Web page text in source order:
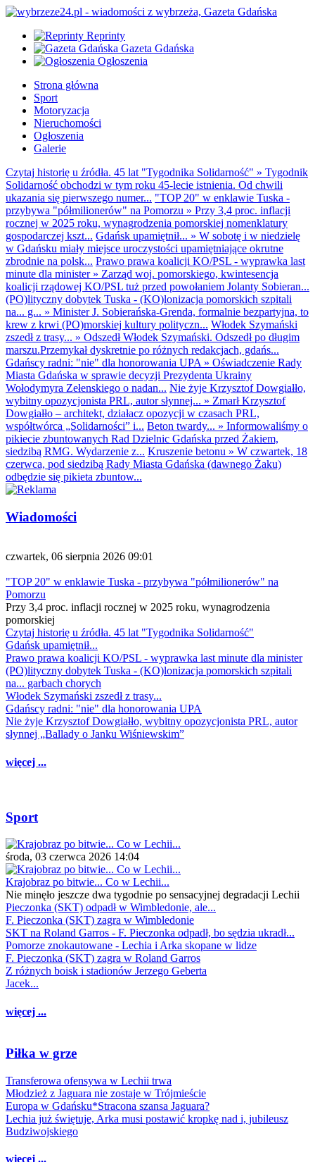
Reprinty
Gazeta Gdańska
Ogłoszenia
Strona główna
Sport
Motoryzacja
Nieruchomości
Ogłoszenia
Galerie
Czytaj historię u źródła. 45 lat "Tygodnika Solidarność" » Tygodnik
Solidarność obchodzi w tym roku 45-lecie istnienia. Od chwili
ukazania się pierwszego numer... "TOP 20" w enklawie Tuska -
przybywa "półmilionerów" na Pomorzu » Przy 3,4 proc. inflacji
rocznej w 2025 roku, wynagrodzenia pomorskiej nomenklatury
gospodarczej kszt... Gdańsk upamiętnił... » W sobotę i w niedzielę
w Gdańsku miały miejsce uroczystości upamiętniające okrutne
zbrodnie na polsk... Prawo prawa koalicji KO/PSL - wyprawka last
minute dla minister» Zarząd woj. pomorskiego, kwintesencja
koalicji rządowej KO/PSL tuż przed powołaniem Jolanty Sobieran...
(PO)lityczny dobytek Tuska - (KO)lonizacja pomorskich szpitali
na... g... » Minister J. Sobierańska-Grenda, formalnie bezpartyjna, to
krew z krwi (PO)morskiej kultury polityczn... Włodek Szymański
zszedł z trasy... » Odszedł Włodek Szymański. Odszedł po długim
marszu.Przemykał dyskretnie po różnych redakcjach, gdańs...
Gdańscy radni: "nie" dla honorowania UPA » Oświadczenie Rady
Miasta Gdańska w sprawie decyzji Prezydenta Ukrainy
Wołodymyra Zełenskiego o nadan... Nie żyje Krzysztof Dowgiałło,
wybitny opozycjonista PRL, autor słynnej... » Zmarł Krzysztof
Dowgiałło – architekt, działacz opozycji w czasach PRL,
współtwórca „Solidarności” i... Beton twardy... » Informowaliśmy o
pikiecie zbuntowanych Rad Dzielnic Gdańska przed Żakiem,
siedzibą RMG. Wydarzenie z... Kruszenie betonu » W czwartek, 18
czerwca, pod siedzibą Rady Miasta Gdańska (dawnego Żaku)
odbędzie się pikieta zbuntow...
Wiadomości
czwartek, 06 sierpnia 2026 09:01
"TOP 20" w enklawie Tuska - przybywa "półmilionerów" na
Pomorzu
Przy 3,4 proc. inflacji rocznej w 2025 roku, wynagrodzenia
pomorskiej
Czytaj historię u źródła. 45 lat "Tygodnika Solidarność"
Gdańsk upamiętnił...
Prawo prawa koalicji KO/PSL - wyprawka last minute dla minister
(PO)lityczny dobytek Tuska - (KO)lonizacja pomorskich szpitali
na... garbach chorych
Włodek Szymański zszedł z trasy...
Gdańscy radni: "nie" dla honorowania UPA
Nie żyje Krzysztof Dowgiałło, wybitny opozycjonista PRL, autor
słynnej „Ballady o Janku Wiśniewskim”
więcej ...
Sport
środa, 03 czerwca 2026 14:04
Krajobraz po bitwie... Co w Lechii...
Nie minęło jeszcze dwa tygodnie po sensacyjnej degradacji Lechii
Pieczonka (SKT) odpadł w Wimbledonie, ale...
F. Pieczonka (SKT) zagra w Wimbledonie
SKT na Roland Garros - F. Pieczonka odpadł, bo sędzia ukradł...
Pomorze znokautowane - Lechia i Arka skopane w lidze
F. Pieczonka (SKT) zagra w Roland Garros
Z różnych boisk i stadionów Jerzego Geberta
Jacek...
więcej ...
Piłka w grze
Transferowa ofensywa w Lechii trwa
Młodzież z Jaguara nie zostaje w Trójmieście
Europa w Gdańsku*Stracona szansa Jaguara?
Lechia już świętuje, Arka musi postawić kropkę nad i, jubileusz
Budziwojskiego
więcej ...